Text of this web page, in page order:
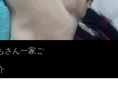
さん一家ご